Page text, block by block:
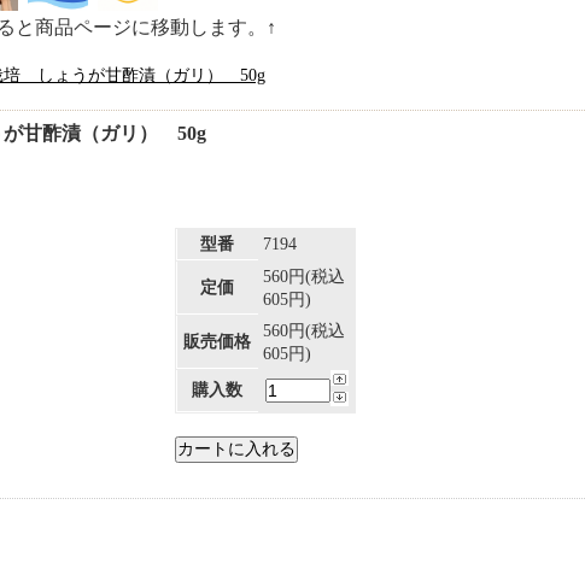
と商品ページに移動します。↑
培 しょうが甘酢漬（ガリ） 50g
甘酢漬（ガリ） 50g
型番 7194
定価
560円(税込
605円)
販売価格
560円(税込
605円)
購入数